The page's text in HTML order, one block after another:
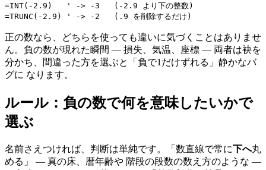
=INT(-2.9)   ' -> -3   (-2.9 より下の整数)
正の数なら、どちらを使っても違いに気づくことはありませ
ん。負の数が現れた瞬間 — 損失、気温、座標 — 両者は袂を
分かち、間違った方を選ぶと「負で1だけずれる」静かなバ
グに なります。
ルール：負の数で何を意味したいかで
選ぶ
名前さえつければ、判断は単純です。「数直線で常に下へ丸
める」 — 真の床、暦年齢や 階段の段数の数え方のような —